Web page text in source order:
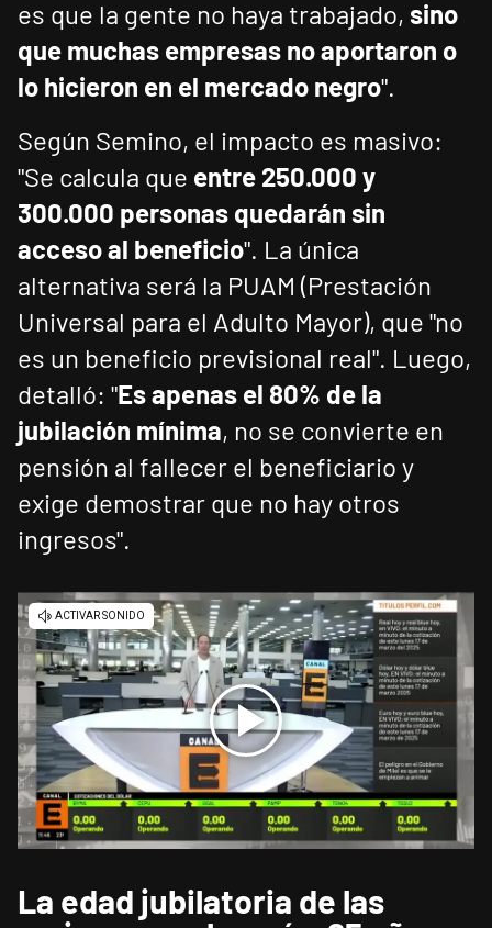
es que la gente no haya trabajado, sino
que muchas empresas no aportaron o
lo hicieron en el mercado negro".
Según Semino, el impacto es masivo:
"Se calcula que entre 250.000 y
300.000 personas quedarán sin
acceso al beneficio". La única
alternativa será la PUAM (Prestación
Universal para el Adulto Mayor), que "no
es un beneficio previsional real". Luego,
detalló: "Es apenas el 80% de la
jubilación mínima, no se convierte en
pensión al fallecer el beneficiario y
exige demostrar que no hay otros
ingresos".
La edad jubilatoria de las